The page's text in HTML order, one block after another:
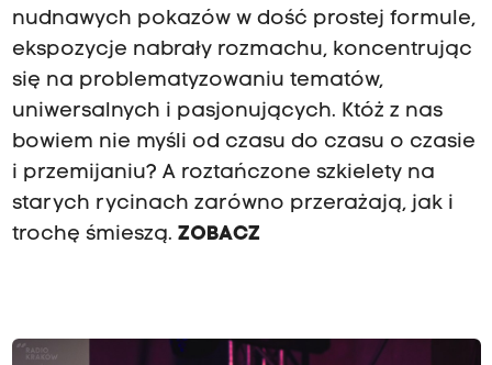
nudnawych pokazów w dość prostej formule,
ekspozycje nabrały rozmachu, koncentrując
się na problematyzowaniu tematów,
uniwersalnych i pasjonujących. Któż z nas
bowiem nie myśli od czasu do czasu o czasie
i przemijaniu? A roztańczone szkielety na
starych rycinach zarówno przerażają, jak i
trochę śmieszą. ZOBACZ